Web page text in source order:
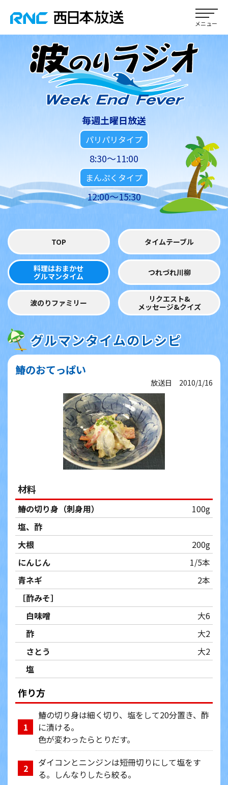
毎週土曜日放送
パリパリタイプ
8:30～11:00
まんぷくタイプ
12:00～15:30
TOP タイムテーブル
料理はおまかせ
グルマンタイム
つれづれ川柳
波のりファミリー
リクエスト&
メッセージ&クイズ
グルマンタイムのレシピ
鰆のおてっぱい
放送日 2010/1/16
材料
鰆の切り身（刺身用）
100g
塩、酢
大根
200g
にんじん
1/5本
青ネギ
2本
［酢みそ］
白味噌
大6
酢
大2
さとう
大2
塩
作り方
1
鰆の切り身は細く切り、塩をして20分置き、酢
に漬ける。
色が変わったらとりだす。
2
ダイコンとニンジンは短冊切りにして塩をす
る。しんなりしたら絞る。